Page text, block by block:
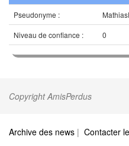
Pseudonyme :
Niveau de confiance :
0
Copyright AmisPerdus
Archive des news | Contacter